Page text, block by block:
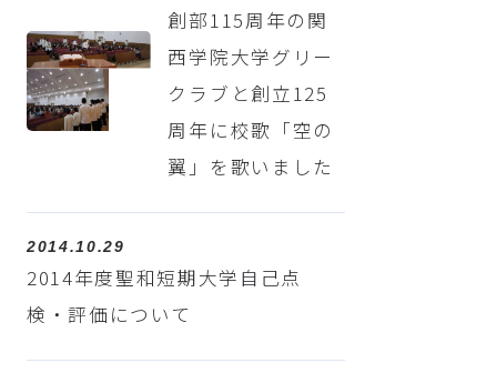
創部115周年の関
西学院大学グリー
クラブと創立125
周年に校歌「空の
翼」を歌いました
2014.10.29
2014年度聖和短期大学自己点
検・評価について